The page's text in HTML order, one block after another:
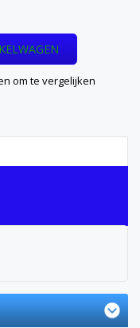
om te vergelijken